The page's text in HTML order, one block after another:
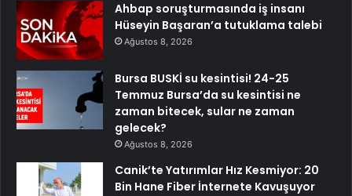
Ahbap soruşturmasında iş insanı
Hüseyin Başaran’a tutuklama talebi
Ağustos 8, 2026
Bursa BUSKİ su kesintisi! 24-25
Temmuz Bursa’da su kesintisi ne
zaman bitecek, sular ne zaman
gelecek?
Ağustos 8, 2026
Canik’te Yatırımlar Hız Kesmiyor: 20
Bin Hane Fiber İnternete Kavuşuyor